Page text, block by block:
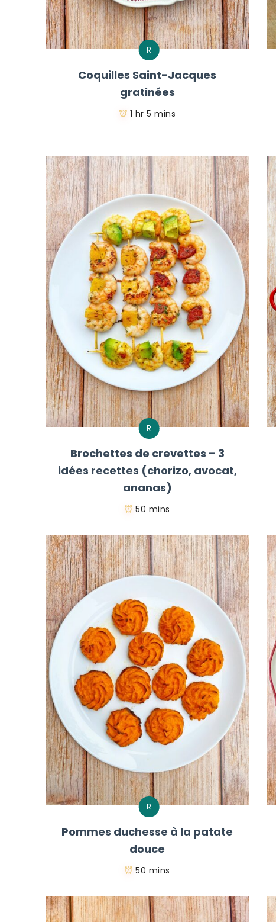
R
Coquilles Saint-Jacques
gratinées
1 hr 5 mins
R
Brochettes de crevettes – 3
idées recettes (chorizo, avocat,
ananas)
50 mins
R
Pommes duchesse à la patate
douce
50 mins